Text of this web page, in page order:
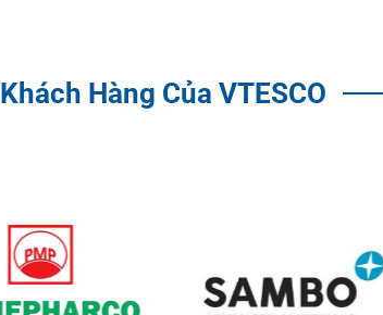
Khách Hàng Của VTESCO